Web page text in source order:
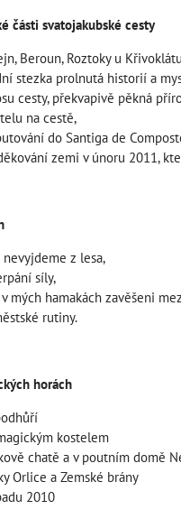
části svatojakubské cesty
Beroun, Roztoky u
stezka prolnutá historií a
cesty, překvapivě pěkná
na cestě,
do Santiga de
zemi v únoru 2011,
z lesa,
síly,
mých hamakách zavěšeni
rutiny.
horách
kostelem
chatě a v poutním domě
Orlice a Zemské brány
2010